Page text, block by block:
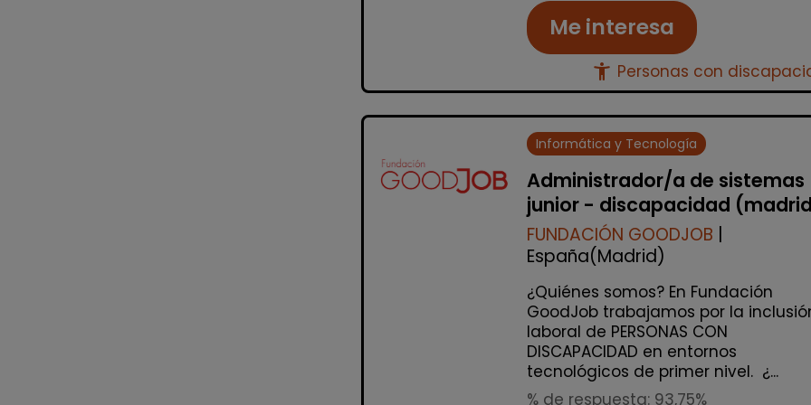
Me interesa
accessibility_new Personas con
Informática y Tecnología
Administrador/a de sistemas
junior - discapacidad
FUNDACIÓN GOODJOB
España(Madrid)
¿Quiénes somos? En Fundación
GoodJob trabajamos por la
laboral de PERSONAS CON
DISCAPACIDAD en entornos
tecnológicos de primer nivel. ¿...
% de respuesta: 93,75%